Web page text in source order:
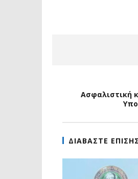
Ασφαλιστική
ΔΙΑΒΑΣΤΕ ΕΠΙΣΗΣ